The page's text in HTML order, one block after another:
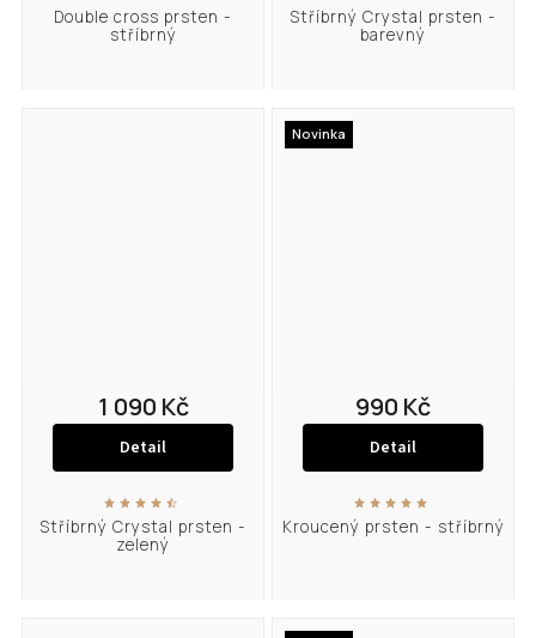
Double cross prsten -
stříbrný
Stříbrný Crystal prsten -
barevný
Stříbrný Crystal prsten -
zelený
1 090 Kč
Detail
Novinka
Kroucený prsten - stříbrný
990 Kč
Detail